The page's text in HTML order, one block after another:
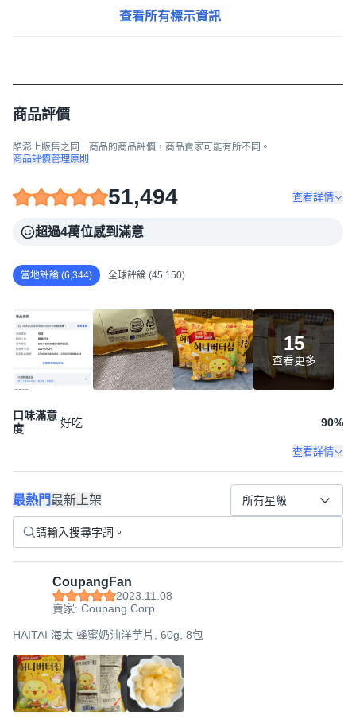
查看所有標示資訊
商品評價
酷澎上販售之同一商品的商品評價，商品賣家可能有所不同。
商品評價管理原則
51,494 查看詳情
超過4萬位感到滿意
當地評論 (6,344) 全球評論 (45,150)
15
查看更多
口味滿意
度
好吃 90%
查看詳情
最熱門最新上架 所有星級
CoupangFan
2023.11.08
賣家: Coupang Corp.
HAITAI 海太 蜂蜜奶油洋芋片, 60g, 8包